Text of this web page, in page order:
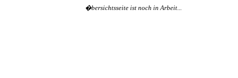
�bersichtsseite ist noch in Arbeit...